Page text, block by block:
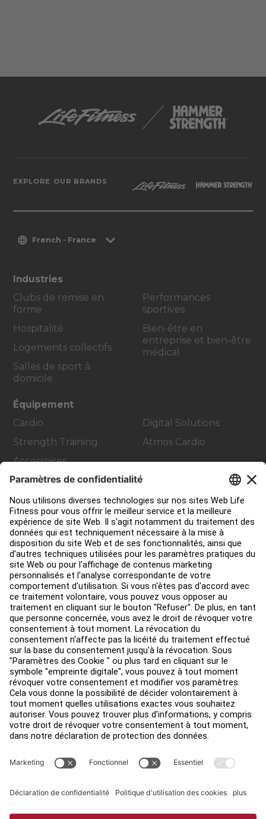
EXPLORE OUR BRANDS
French - France
Industries
Clubs de remise en
forme
Hospitalité
Logements collectifs
Salles de sport à
domicile
Performances
sportives
Bien-être en
entreprise et bien-être
médical
Équipement
Cardio
Strength Training
Accessoires
Digital Solutions
Atmos Cardio
Contact Service
Aménagement de club
Centre de services
Centre d’éducation
Environ
Trouver un distributeur
Find a Store
Légal
Accessibilité
Sign in to Facility Connect
Terms and Conditions